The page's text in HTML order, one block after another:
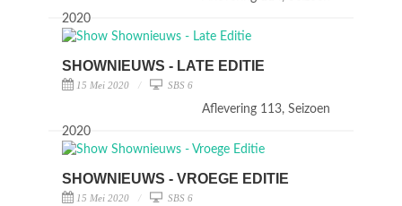
2020
SHOWNIEUWS - LATE EDITIE
15 Mei 2020 SBS 6
Aflevering 113, Seizoen
2020
SHOWNIEUWS - VROEGE EDITIE
15 Mei 2020 SBS 6